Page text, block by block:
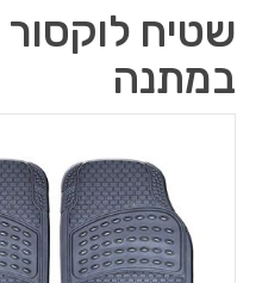
שטיח
במתנה